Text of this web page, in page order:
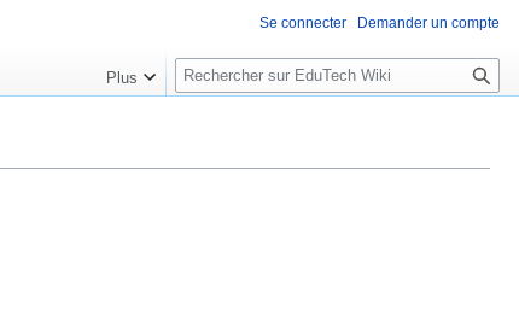
Se connecter Demander un compte
Plus
R
e
e